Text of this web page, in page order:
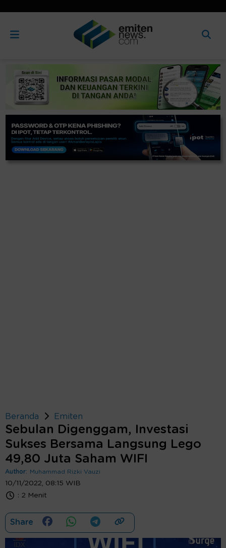
Beranda Emiten
Sebulan Digenggam, Investasi
Sukses Bersama Langsung Lego
49,80 Juta Saham WIFI
Author: Muhammad Rizki Vauzi
10/11/2022, 08:15 WIB
: 2 Menit
Share